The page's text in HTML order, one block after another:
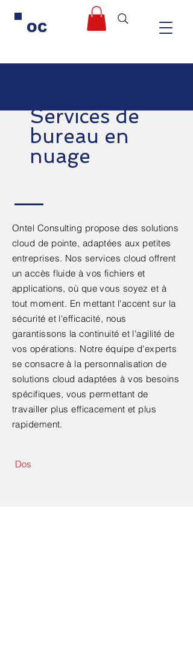
OC
Services de
bureau en
nuage
Ontel Consulting propose des solutions
cloud de pointe, adaptées aux petites
entreprises. Nos services cloud offrent
un accès fluide à vos fichiers et
applications, où que vous soyez et à
tout moment. En mettant l'accent sur la
sécurité et l'efficacité, nous
garantissons la continuité et l'agilité de
vos opérations. Notre équipe d'experts
se consacre à la personnalisation de
solutions cloud adaptées à vos besoins
spécifiques, vous permettant de
travailler plus efficacement et plus
rapidement.
Dos